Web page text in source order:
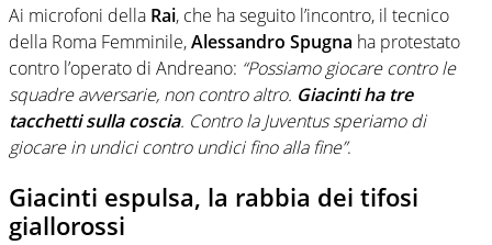
Ai microfoni della Rai, che ha seguito l’incontro, il tecnico
della Roma Femminile,Alessandro Spugna ha protestato
contro l’operato di Andreano: “Possiamo giocare contro le
squadre avversarie, non contro altro. Giacinti ha tre
tacchetti sulla coscia. Contro la Juventus speriamo di
giocare in undici contro undici fino alla fine”.
Giacinti espulsa, la rabbia dei tifosi
giallorossi